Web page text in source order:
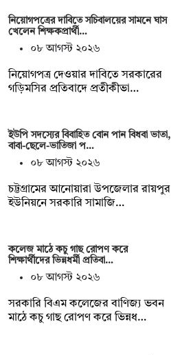
নিয়োগপত্রের দাবিতে সচিবালয়ের সামনে ঘাস
খেলেন শিক্ষকপ্রার্থী…
০৮ আগস্ট ২০২৬
নিয়োগপত্র দেওয়ার দাবিতে সরকারের
গড়িমসির প্রতিবাদে প্রতীকীভা…
ইউপি সদস্যের বিবাহিত বোন পান বিধবা ভাতা,
বাবা-ছেলে-ভাতিজা প…
০৮ আগস্ট ২০২৬
চট্টগ্রামের আনোয়ারা উপজেলার রায়পুর
ইউনিয়নে সরকারি সামাজি…
কলেজ মাঠে কচু গাছ রোপণ করে
শিক্ষার্থীদের ভিন্নধর্মী প্রতিবা…
০৮ আগস্ট ২০২৬
সরকারি বিএম কলেজের বাণিজ্য ভবন
মাঠে কচু গাছ রোপণ করে ভিন্নধ…